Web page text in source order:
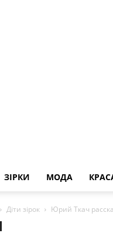
ЗІРКИ МОДА
Діти зірок Юрий Ткач